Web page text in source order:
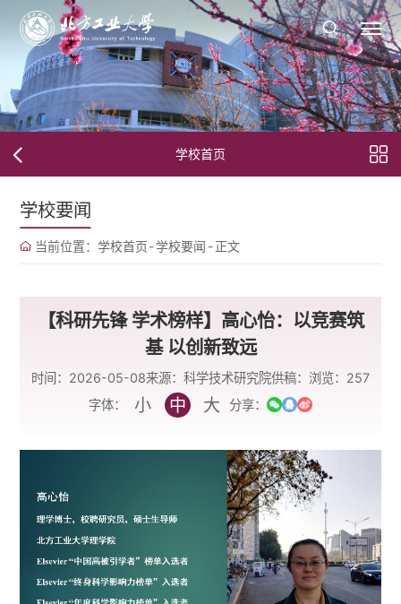
学校首页
学校要闻
当前位置： 学校首页-学校要闻 -正文
【科研先锋 学术榜样】高心怡：以竞赛筑
基 以创新致远
时间：2026-05-08来源：科学技术研究院供稿： 浏览： 257
字体：
小 中 大 分享：